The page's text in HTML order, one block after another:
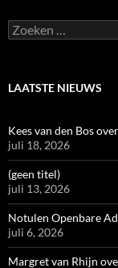
Zoeken
naar:
LAATSTE NIEUWS
Kees van den Bos
juli 18, 2026
(geen titel)
juli 13, 2026
Notulen Openbare
juli 6, 2026
Margret van Rhijn